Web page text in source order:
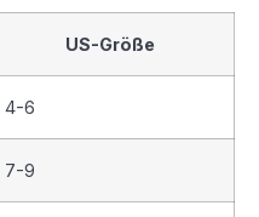
US-Größe
4-6
7-9